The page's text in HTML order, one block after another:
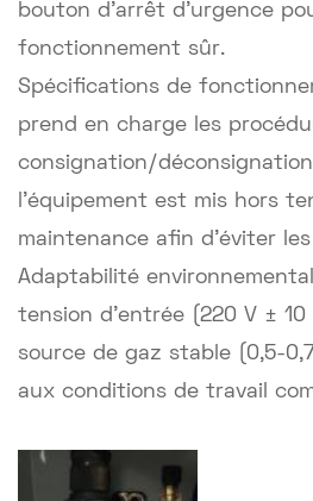
bouton d'arrêt d'urgence
fonctionnement sûr.
Spécifications de
prend en charge les
consignation/
l’équipement est mis hors
maintenance afin d’éviter
Adaptabilité
tension d'entrée (220 V ± 10
source de gaz stable (0,5-
aux conditions de travail